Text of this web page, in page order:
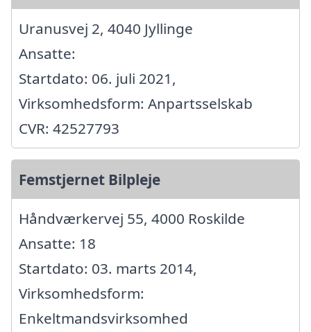
Uranusvej 2, 4040 Jyllinge
Ansatte:
Startdato: 06. juli 2021,
Virksomhedsform: Anpartsselskab
CVR: 42527793
Femstjernet Bilpleje
Håndværkervej 55, 4000 Roskilde
Ansatte: 18
Startdato: 03. marts 2014,
Virksomhedsform:
Enkeltmandsvirksomhed